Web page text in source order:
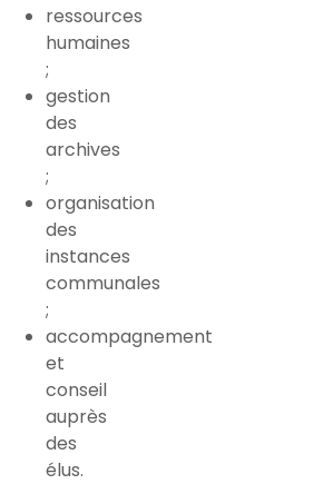
ressources
humaines
;
gestion
des
archives
;
organisation
des
instances
communales
;
accompagnement
et
conseil
auprès
des
élus.